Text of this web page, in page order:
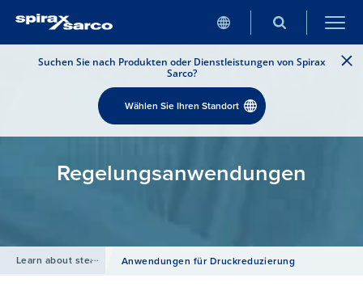
Suchen Sie nach Produkten oder Dienstleistungen von Spirax
Sarco?
Wählen Sie Ihren Standort
Regelungsanwendungen
Learn about steam Anwendungen für Druckreduzierung